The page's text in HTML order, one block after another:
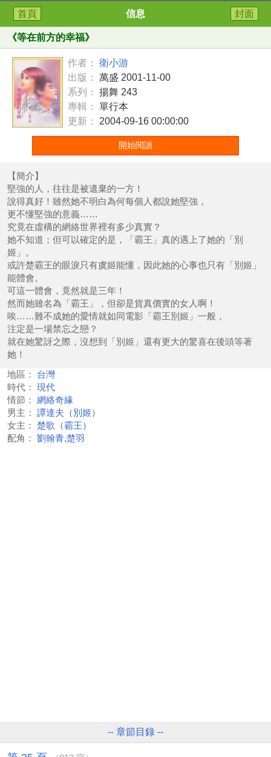
首頁 信息 封面
《等在前方的幸福》
作者：
衛小游
出版：
萬盛 2001-11-00
系列：
揚舞 243
專輯：
單行本
更新：
2004-09-16 00:00:00
開始閱讀
【簡介】
堅強的人，往往是被遺棄的一方！
說得真好！雖然她不明白為何每個人都說她堅強，
更不懂堅強的意義……
究竟在虛構的網絡世界裡有多少真實？
她不知道；但可以確定的是，「霸王」真的遇上了她的「別
姬」。
或許楚霸王的眼淚只有虞姬能懂，因此她的心事也只有「別姬」
能體會。
可這一體會，竟然就是三年！
然而她雖名為「霸王」，但卻是貨真價實的女人啊！
唉……難不成她的愛情就如同電影「霸王別姬」一般，
注定是一場禁忘之戀？
就在她驚訝之際，沒想到「別姬」還有更大的驚喜在後頭等著
她！
地區：
台灣
時代：
現代
情節：
網絡奇緣
男主：
譚達夫（別姬）
女主：
楚歌（霸王）
配角：
劉翰青,楚羽
-- 章節目錄 --